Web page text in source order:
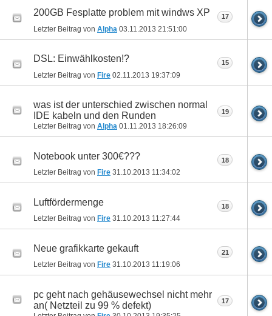
200GB Fesplatte problem mit windws XP
Letzter Beitrag von Alpha 03.11.2013 21:51:00
17
DSL: Einwählkosten!?
Letzter Beitrag von Fire 02.11.2013 19:37:09
15
was ist der unterschied zwischen normal
IDE kabeln und den Runden
Letzter Beitrag von Alpha 01.11.2013 18:26:09
19
Notebook unter 300€???
Letzter Beitrag von Fire 31.10.2013 11:34:02
18
Luftfördermenge
Letzter Beitrag von Fire 31.10.2013 11:27:44
18
Neue grafikkarte gekauft
Letzter Beitrag von Fire 31.10.2013 11:19:06
21
pc geht nach gehäusewechsel nicht mehr
an( Netzteil zu 99 % defekt)
17